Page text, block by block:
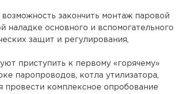
закончить монтаж паровой
наладке основного и вспомогательного
защит и регулирования,
приступить к первому «горячему»
паропроводов, котла утилизатора,
провести комплексное опробование